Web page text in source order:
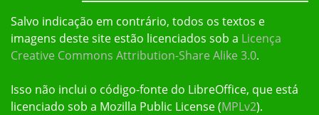
Salvo indicação em contrário, todos os textos e
imagens deste site estão licenciados sob a Licença
Creative Commons Attribution-Share Alike 3.0.
Isso não inclui o código-fonte do LibreOffice, que está
licenciado sob a Mozilla Public License (MPLv2).